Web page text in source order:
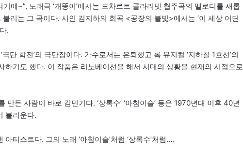
에~”, 노래극 ‘개똥이’에서는 모차르트 클라리넷 협주곡의 멜로디를 새롭
불리는 그 곡이다. 시인 김지하의 희곡 <공장의 불빛>에서는 ‘이 세상 어딘
.
단 학전’의 극단장이다. 가수로서는 은퇴했고 록 뮤지컬 ‘지하철 1호선’의
하기도 했다. 이 작품은 리노베이션을 해서 시대의 상황을 현재의 시점으로
든 사람이 바로 김민기다. ‘상록수’ ‘아침이슬’ 등은 1970년대 이후 40년
불리운다.
티스트다. 그의 노래 ‘아침이슬’처럼 ‘상록수’처럼….